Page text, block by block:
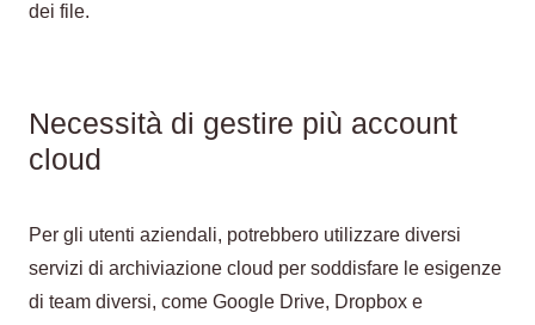
dei file.
Necessità di gestire più account
cloud
Per gli utenti aziendali, potrebbero utilizzare diversi
servizi di archiviazione cloud per soddisfare le esigenze
di team diversi, come Google Drive, Dropbox e